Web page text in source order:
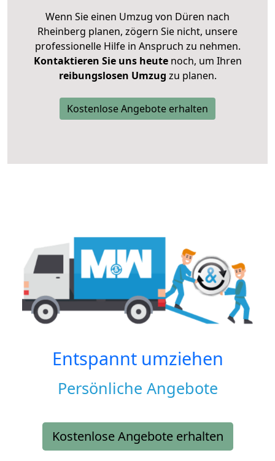
Wenn Sie einen Umzug von Düren nach
Rheinberg planen, zögern Sie nicht, unsere
professionelle Hilfe in Anspruch zu nehmen.
Kontaktieren Sie uns heutenoch, um Ihren
reibungslosen Umzug zu planen.
Kostenlose Angebote erhalten
Entspannt umziehen
Persönliche Angebote
Kostenlose Angebote erhalten